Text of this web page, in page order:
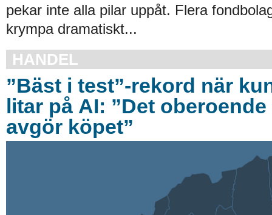
pekar inte alla pilar uppåt. Flera
krympa dramatiskt...
HANDEL
”Bäst i test”-rekord när
litar på AI: ”Det
avgör köpet”